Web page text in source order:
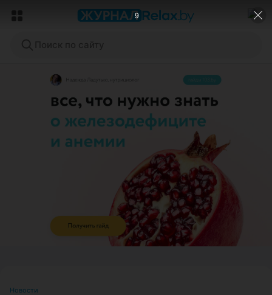
ЭФФЕКТИВНАЯ РЕКЛАМА НА САЙТЕ
Новости
7